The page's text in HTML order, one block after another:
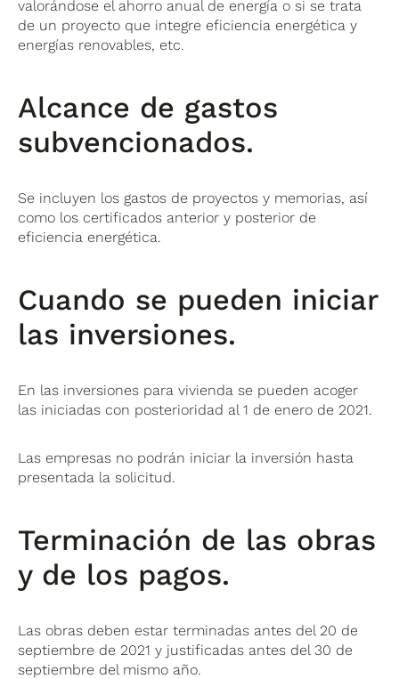
valorándose el ahorro anual de energía o si se trata
de un proyecto que integre eficiencia energética y
energías renovables, etc.
Alcance de gastos
subvencionados.
Se incluyen los gastos de proyectos y memorias, así
como los certificados anterior y posterior de
eficiencia energética.
Cuando se pueden iniciar
las inversiones.
En las inversiones para vivienda se pueden acoger
las iniciadas con posterioridad al 1 de enero de 2021.
Las empresas no podrán iniciar la inversión hasta
presentada la solicitud.
Terminación de las obras
y de los pagos.
Las obras deben estar terminadas antes del 20 de
septiembre de 2021 y justificadas antes del 30 de
septiembre del mismo año.